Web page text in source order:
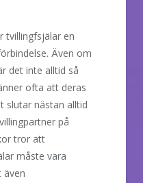
tvillingfsjälar en
Även om
det inte alltid så
ofta att deras
slutar nästan alltid
på
tror att
måste vara
även